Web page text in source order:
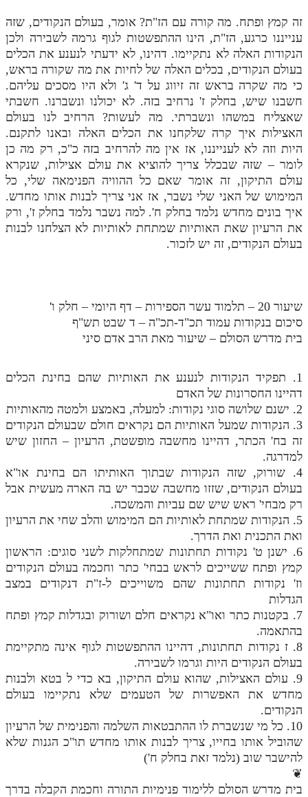
זה קמץ ופתח. מה קורה עם הז"ת? אומר, בעולם הנקודים, שזה
ענייננו כרגע, הז"ת, הינו ההתפשטות לגוף גרמה לשבירה ולכן
הנקודות האלה לא נתקיימו. דהינו, לא ידעתי לנענע את הכלים
בעולם הנקודים, בכלים האלה של לחיות את מה שקורה בראש,
כי מה שקרה בראש זה זיווג על ד' ג' ולא היו מסכים עליהם.
חשבנו שיש, בחלק ז' נרחיב בזה. לא יכולנו ונשברנו. חשבתי
שאצליח במשהו ונשברתי. מה לעשות? הרחיב לנו בעולם
האצילות איך קרה שלקחנו את הכלים האלה ובאנו לתקנם.
היות וזה לא לענייננו, אז אין מה להרחיב בזה כ"כ, רק מה כן
לומר – שזה שבכלל צריך להוציא את עולם אצילות, שנקרא
עולם התיקון, זה אומר שאם כל ההוויה הפנימאה שלי, כל
המימוש של האני שלי נשבר, אז אני צריך לבנות אותו מחדש.
איך בונים מחדש נלמד בחלק ח'. למה נשבר נלמד בחלק ז', ורק
את הרעיון שאת האותיות שמתחת לאותיות לא הצלחנו לבנות
בעולם הנקודים, זה יש לזכור.
שיעור 20 – תלמוד עשר הספירות – דף היומי – חלק ו'
סיכום בנקודות עמוד תכ"ד-תכ"ה – ד שבט תש"ף
בית מדרש הסולם – שיעור מאת הרב אדם סיני
1. תפקיד הנקודות לנענע את האותיות שהם בחינת הכלים
דהיינו החסרונות של האדם
2. ישנם שלושה סוגי נקודות: למעלה, באמצע ולמטה מהאותיות
3. הנקודות שמעל האותיות הם נקראים חולם שבעולם הנקודים
זה בח' הכתר, דהיינו מחשבה מופשטת, הרעיון – החזון שיש
למדרגה.
4. שורוק, שזה הנקודות שבתוך האותיתו הם בחינת או"א
בעולם הנקודים, שזזו מחשבה שכבר יש בה הארה מעשית אבל
רק מבחי' ראש שיש שם עביות והמשכה.
5. הנקודות שמתחת לאותיות הם המימוש והלב שחי את הרעיון
ואת התכנית ואת הדרך.
6. ישנן ט' נקודות תחתונות שמתחלקות לשני סוגים: הראשון
קמץ ופתח ששייכים לראש בבחי' כתר וחכמה בעולם הנקודים
וז' נקודות תחתונות שהם משוייכים ל-ז"ת דנקודים במצב
הגדלות
7. בקטנות כתר ואו"א נקראים חלם ושורוק ובגדלות קמץ ופתח
בהתאמה.
8. ז נקודות תחתונות, דהיינו ההתפשטות לגוף אינה מתקיימת
בעולם הנקודים היות וגרמו לשבירה.
9. עולם האצילות, שהוא עולם התיקון, בא כדי ל בטא ולבנות
מחדש את האפשרות של הטעמים שלא נתקיימו בעולם
הנקודים.
10. כל מי שנשברת לו ההתבטאות השלמה והפנימית של הרעיון
שהוביל אותו בחייו, צריך לבנות אותו מחדש תו"כ הגנות שלא
להישבר שוב (נלמד זאת בחלק ח')
❦
בית מדרש הסולם ללימוד פנימיות התורה וחכמת הקבלה בדרך